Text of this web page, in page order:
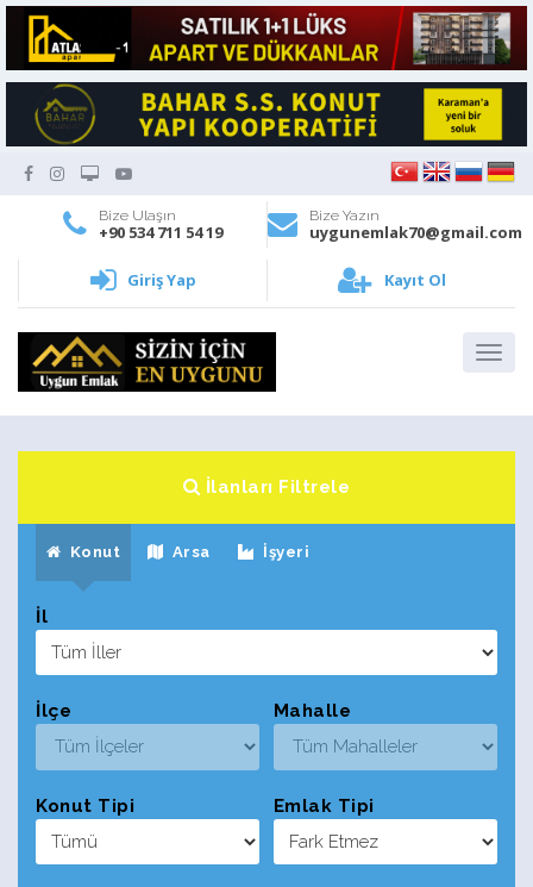
Bize Ulaşın
+90 534 711 54 19
Bize Yazın
uygunemlak70@gmail.com
Giriş Yap Kayıt Ol
İlanları Filtrele
Konut Arsa İşyeri
İl
İlçe Mahalle
Konut Tipi Emlak Tipi